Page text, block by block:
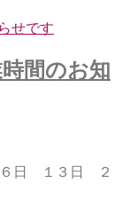
間のお知
６日 １３日 ２